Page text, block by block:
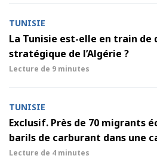
TUNISIE
La Tunisie est-elle en train de
stratégique de l’Algérie ?
Lecture de 9 minutes
TUNISIE
Exclusif. Près de 70 migrants
barils de carburant dans une
Lecture de 4 minutes